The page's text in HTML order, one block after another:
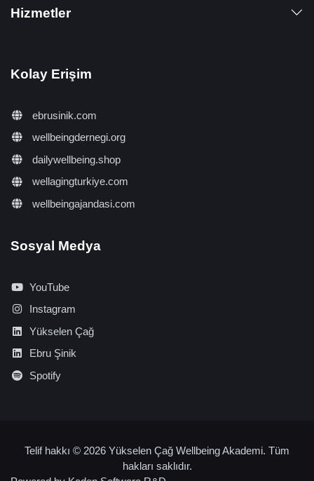
Hizmetler
Kolay Erişim
ebrusinik.com
wellbeingdernegi.org
dailywellbeing.shop
wellagingturkiye.com
wellbeingajandasi.com
Sosyal Medya
YouTube
Instagram
Yükselen Çağ
Ebru Şinik
Spotify
Telif hakkı © 2026 Yükselen Çağ Wellbeing Akademi. Tüm
hakları saklıdır.